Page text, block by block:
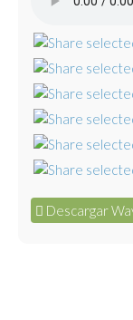
Descargar